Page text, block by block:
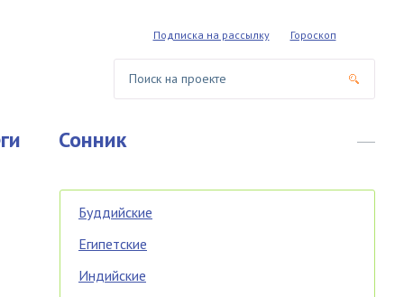
Подписка на рассылку Гороскоп
Сонник
Буддийские
Египетские
Индийские